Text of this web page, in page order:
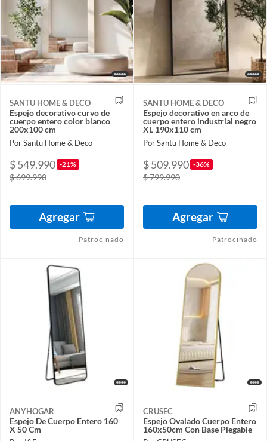
SANTU HOME & DECO
Espejo decorativo curvo de
cuerpo entero color blanco
200x100 cm
Por Santu Home & Deco
$ 549.990 -21%
$ 699.990
Agregar
Patrocinado
SANTU HOME & DECO
Espejo decorativo en arco de
cuerpo entero industrial negro
XL 190x110 cm
Por Santu Home & Deco
$ 509.990 -36%
$ 799.990
Agregar
Patrocinado
ANYHOGAR
Espejo De Cuerpo Entero 160
X 50 Cm
CRUSEC
Espejo Ovalado Cuerpo Entero
160x50cm Con Base Plegable